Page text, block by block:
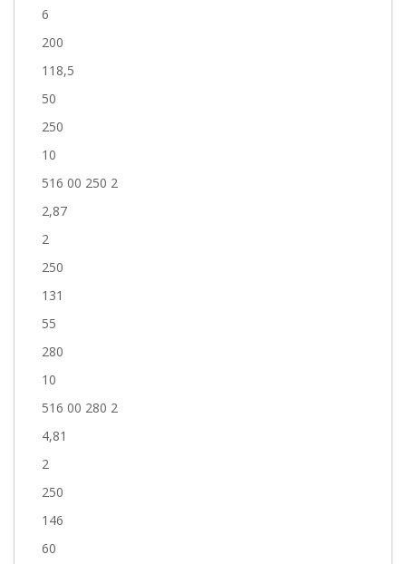
6
200
118,5
50
250
10
516 00 250 2
2,87
2
250
131
55
280
10
516 00 280 2
4,81
2
250
146
60